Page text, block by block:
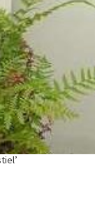
be
chosen
on
the
product
page